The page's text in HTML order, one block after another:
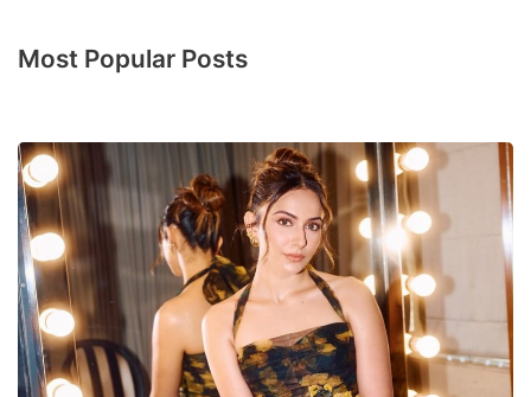
Most Popular Posts